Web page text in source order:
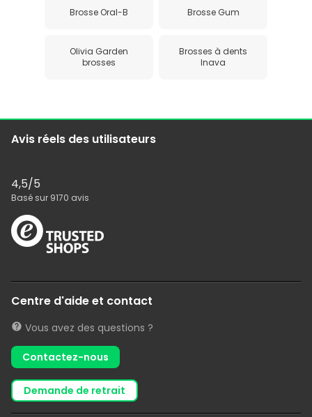
Brosse Oral-B Brosse Gum
Olivia Garden
brosses
Brosses à dents
Inava
Avis réels des utilisateurs
4,5/5
Basé sur 9170 avis
Centre d'aide et contact
Vous avez des questions ?
Contactez-nous
demande de retrait